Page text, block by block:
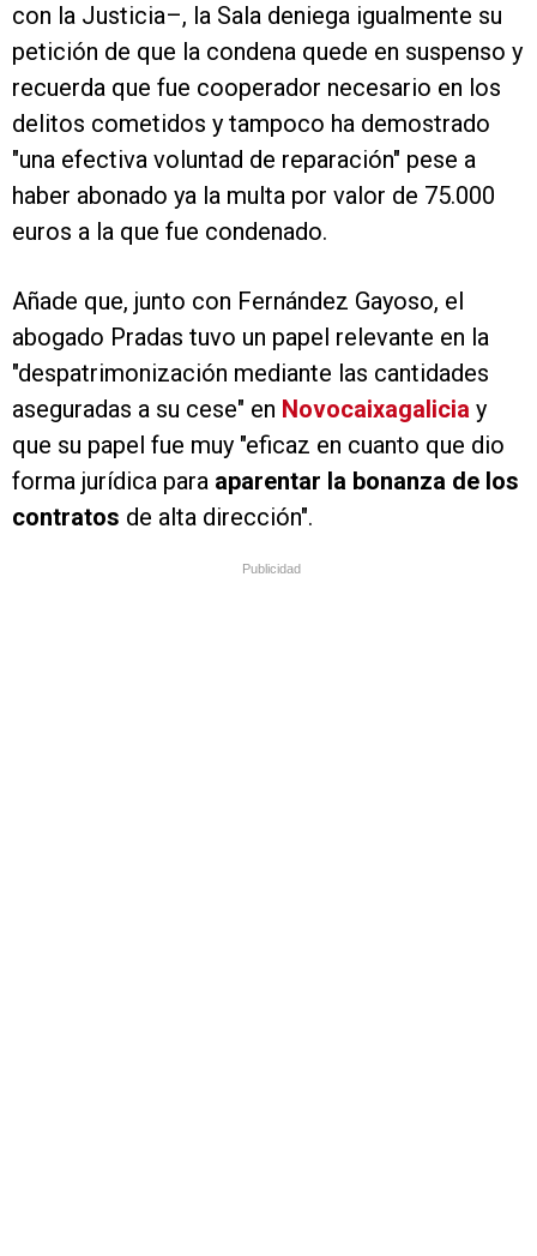
con la Justicia–, la Sala deniega igualmente su
petición de que la condena quede en suspenso y
recuerda que fue cooperador necesario en los
delitos cometidos y tampoco ha demostrado
"una efectiva voluntad de reparación" pese a
haber abonado ya la multa por valor de 75.000
euros a la que fue condenado.
Añade que, junto con Fernández Gayoso, el
abogado Pradas tuvo un papel relevante en la
"despatrimonización mediante las cantidades
aseguradas a su cese" en Novocaixagalicia y
que su papel fue muy "eficaz en cuanto que dio
forma jurídica para aparentar la bonanza de los
contratos de alta dirección".
Publicidad